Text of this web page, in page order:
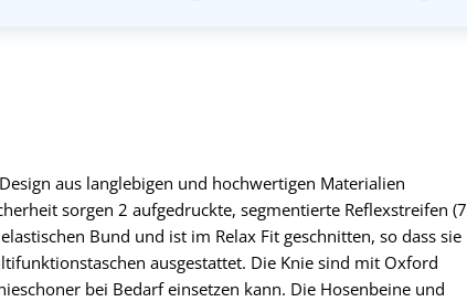
aus langlebigen und hochwertigen Materialien
sorgen 2 aufgedruckte, segmentierte Reflexstreifen (7
Bund und ist im Relax Fit geschnitten, so dass sie
ausgestattet. Die Knie sind mit Oxford
bei Bedarf einsetzen kann. Die Hosenbeine und